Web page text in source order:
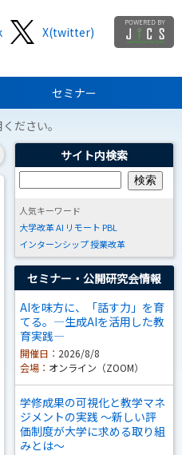
X(twitter)
セミナー
ださい。
サイト内検索
人気キーワード
大学改革AI リモート PBL
インターンシップ授業改革
セミナー・公開研究会情報
AIを味方に、「話す力」を育
てる。―生成AIを活用した教
育実践―
開催日： 2026/8/8
会場： オンライン（ZOOM）
学修成果の可視化と教学マネ
ジメントの実践 ～新しい評
価制度が大学に求める取り組
みとは～